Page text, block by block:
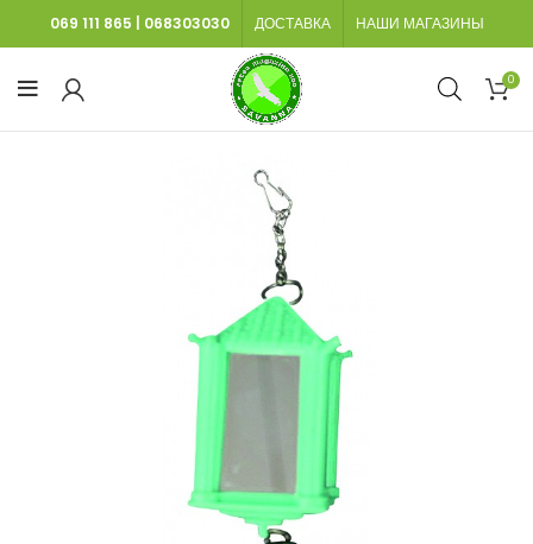
069 111 865 068303030 ДОСТАВКА НАШИ МАГАЗИНЫ
0